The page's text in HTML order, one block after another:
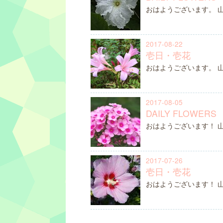
おはようございます。
2017-08-22
壱日・壱花
おはようございます。
2017-08-05
DAILY FLOWERS
おはようございます！
2017-07-26
壱日・壱花
おはようございます！